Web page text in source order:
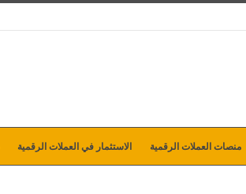
منصات العملات الرقمية الاستثمار في العملات الرقمية